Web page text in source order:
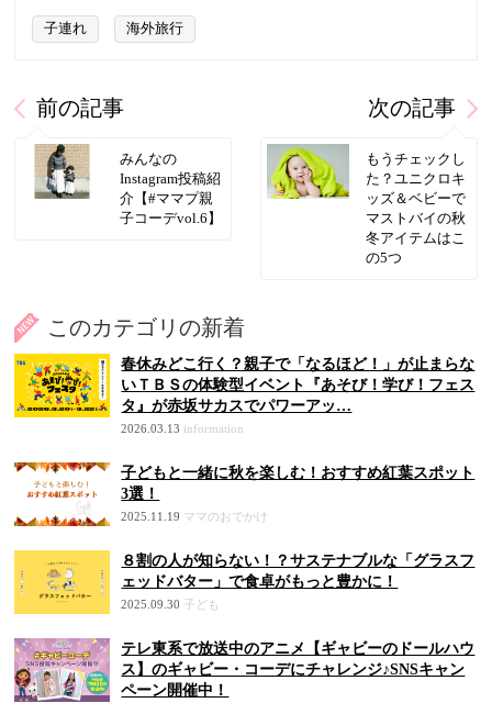
子連れ 海外旅行
前の記事
みんなの
Instagram投稿紹
介【#ママプ親
子コーデvol.6】
次の記事
もうチェックし
た？ユニクロキ
ッズ＆ベビーで
マストバイの秋
冬アイテムはこ
の5つ
このカテゴリの新着
春休みどこ行く？親子で「なるほど！」が止まらな
いＴＢＳの体験型イベント『あそび！学び！フェス
タ』が赤坂サカスでパワーアッ…
2026.03.13 information
子どもと一緒に秋を楽しむ！おすすめ紅葉スポット
3選！
2025.11.19 ママのおでかけ
８割の人が知らない！？サステナブルな「グラスフ
ェッドバター」で食卓がもっと豊かに！
2025.09.30 子ども
テレ東系で放送中のアニメ【ギャビーのドールハウ
ス】のギャビー・コーデにチャレンジ♪SNSキャン
ペーン開催中！